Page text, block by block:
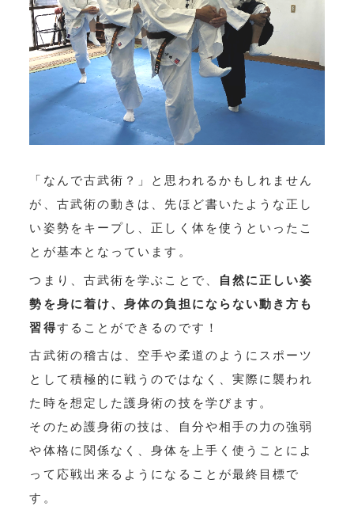
「なんで古武術？」と思われるかもしれません
が、古武術の動きは、先ほど書いたような正し
い姿勢をキープし、正しく体を使うといったこ
とが基本となっています。
つまり、古武術を学ぶことで、
自然に正しい姿
勢を身に着け、身体の負担にならない動き方も
習得することができるのです！
古武術の稽古は、空手や柔道のようにスポーツ
として積極的に戦うのではなく、実際に襲われ
た時を想定した護身術の技を学びます。
そのため護身術の技は、自分や相手の力の強弱
や体格に関係なく、身体を上手く使うことによ
って応戦出来るようになることが最終目標で
す。